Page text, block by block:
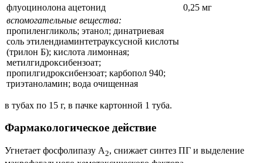
флуоцинолона ацетонид
0,25 мг
вспомогательные вещества:
пропиленгликоль; этанол; динатриевая
соль этилендиаминтетрауксусной кислоты
(трилон Б); кислота лимонная;
метилгидроксибензоат;
пропилгидроксибензоат; карбопол 940;
триэтаноламин; вода очищенная
в тубах по 15 г, в пачке картонной 1 туба.
Фармакологическое действие
Угнетает фосфолипазу A2, снижает синтез ПГ и выделение